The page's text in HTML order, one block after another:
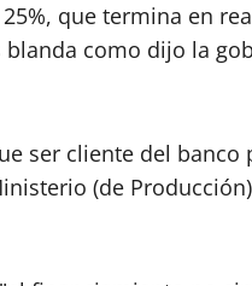
que termina en
como dijo la
ser cliente del
(de